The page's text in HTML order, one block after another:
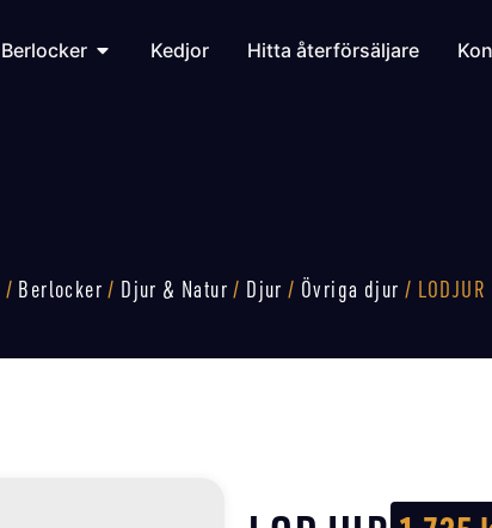
Berlocker Kedjor Hitta återförsäljare
/ Berlocker / Djur & Natur / Djur / Övriga djur / LODJUR